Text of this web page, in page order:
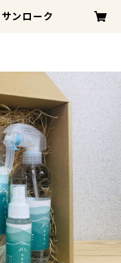
ンローク